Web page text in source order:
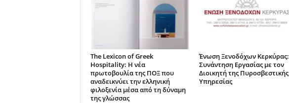
The Lexicon of Greek
Hospitality: Η νέα
πρωτοβουλία της ΠΟΞ που
αναδεικνύει την ελληνική
φιλοξενία μέσα από τη δύναμη
της γλώσσας
Ένωση Ξενοδόχων Κερκύρας:
Συνάντηση Εργασίας με τον
Διοικητή της Πυροσβεστικής
Υπηρεσίας